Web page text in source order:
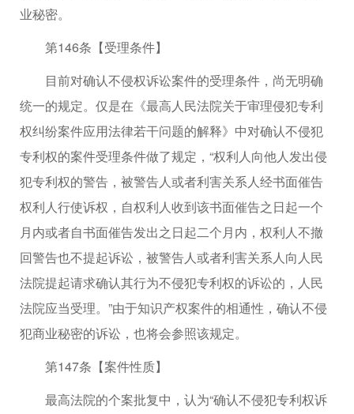
业秘密。
第146条【受理条件】
目前对确认不侵权诉讼案件的受理条件，尚无明确
统一的规定。仅是在《最高人民法院关于审理侵犯专利
权纠纷案件应用法律若干问题的解释》中对确认不侵犯
专利权的案件受理条件做了规定，“权利人向他人发出侵
犯专利权的警告，被警告人或者利害关系人经书面催告
权利人行使诉权，自权利人收到该书面催告之日起一个
月内或者自书面催告发出之日起二个月内，权利人不撤
回警告也不提起诉讼，被警告人或者利害关系人向人民
法院提起请求确认其行为不侵犯专利权的诉讼的，人民
法院应当受理。”由于知识产权案件的相通性，确认不侵
犯商业秘密的诉讼，也将会参照该规定。
第147条【案件性质】
最高法院的个案批复中，认为“确认不侵犯专利权诉